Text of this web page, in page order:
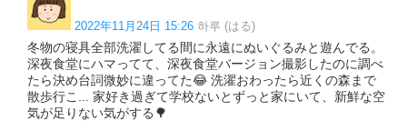
2022年11月24日 15:26 하루 (はる)
冬物の寝具全部洗濯してる間に永遠にぬいぐるみと遊んでる。
深夜食堂にハマってて、深夜食堂バージョン撮影したのに調べ
たら決め台詞微妙に違ってた😂 洗濯おわったら近くの森まで
散歩行こ... 家好き過ぎて学校ないとずっと家にいて、新鮮な空
気が足りない気がする🌳